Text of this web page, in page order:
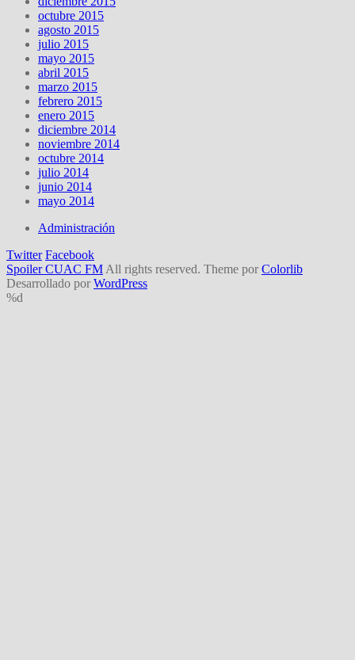
octubre 2015
agosto 2015
julio 2015
mayo 2015
abril 2015
marzo 2015
febrero 2015
enero 2015
diciembre 2014
noviembre 2014
octubre 2014
julio 2014
junio 2014
mayo 2014
Administración
Twitter Facebook
Spoiler CUAC FM All rights reserved. Theme por Colorlib
Desarrollado por WordPress
%d